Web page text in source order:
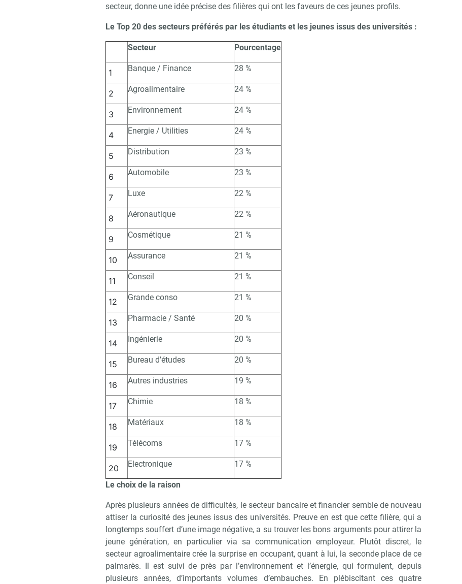
secteur, donne une idée précise des filières qui ont les faveurs de ces jeunes profils.
Le Top 20 des secteurs préférés par les étudiants et les jeunes issus des universités :
Secteur Pourcentage
1 Banque / Finance 28 %
2 Agroalimentaire 24 %
3 Environnement 24 %
4 Energie / Utilities 24 %
5 Distribution 23 %
6 Automobile 23 %
7 Luxe 22 %
8 Aéronautique 22 %
9 Cosmétique 21 %
10 Assurance 21 %
11 Conseil 21 %
12 Grande conso 21 %
13 Pharmacie / Santé 20 %
14 Ingénierie 20 %
15 Bureau d’études 20 %
16 Autres industries 19 %
17 Chimie 18 %
18 Matériaux 18 %
19 Télécoms 17 %
20 Electronique 17 %
Le choix de la raison
Après plusieurs années de difficultés, le secteur bancaire et financier semble de nouveau
attiser la curiosité des jeunes issus des universités. Preuve en est que cette filière, qui a
longtemps souffert d’une image négative, a su trouver les bons arguments pour attirer la
jeune génération, en particulier via sa communication employeur. Plutôt discret, le
secteur agroalimentaire crée la surprise en occupant, quant à lui, la seconde place de ce
palmarès. Il est suivi de près par l’environnement et l’énergie, qui formulent, depuis
plusieurs années, d’importants volumes d’embauches. En plébiscitant ces quatre
Recevoir RH Matin
Non merci, je reçois déjà !